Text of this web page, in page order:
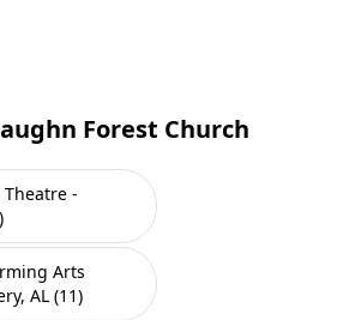
Forest Church
-
Arts
AL (11)